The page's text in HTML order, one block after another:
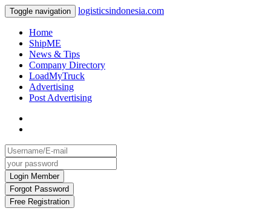
Toggle navigation logisticsindonesia.com
Home
ShipME
News & Tips
Company Directory
LoadMyTruck
Advertising
Post Advertising